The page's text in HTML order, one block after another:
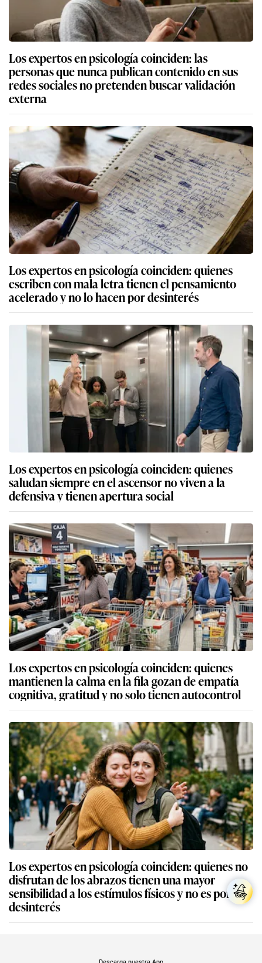
Los expertos en psicología coinciden: las
personas que nunca publican contenido en sus
redes sociales no pretenden buscar validación
externa
Los expertos en psicología coinciden: quienes
escriben con mala letra tienen el pensamiento
acelerado y no lo hacen por desinterés
Los expertos en psicología coinciden: quienes
saludan siempre en el ascensor no viven a la
defensiva y tienen apertura social
Los expertos en psicología coinciden: quienes
mantienen la calma en la fila gozan de empatía
cognitiva, gratitud y no solo tienen autocontrol
Los expertos en psicología coinciden: quienes no
disfrutan de los abrazos tienen una mayor
sensibilidad a los estímulos físicos y no es por
desinterés